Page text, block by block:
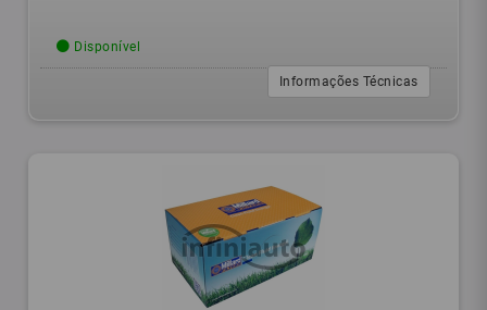
Disponível
Informações Técnicas